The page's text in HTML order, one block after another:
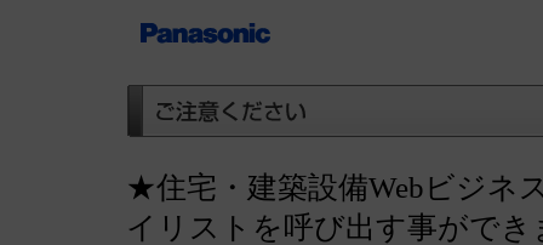
★住宅・建築設備Webビジネ
イリストを呼び出す事ができ